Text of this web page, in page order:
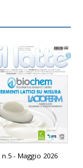
n.5 - Maggio 2026